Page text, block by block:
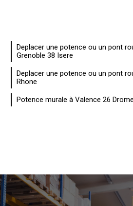
Deplacer une potence ou un pont
Grenoble 38 Isere
Deplacer une potence ou un pont
Rhone
Potence murale à Valence 26 Drome